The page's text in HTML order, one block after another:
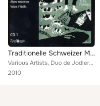
Traditionelle Schweizer Musik - Traditional Swiss Music (Suisse Romande / Jura & Valais)
Various Artists, Duo de Jodlers E. et. H. Sommer, Chanson Valaisanne, J. Spälti, Les Joyeux Jurassiens, Fifres et Tambours de St...
2010